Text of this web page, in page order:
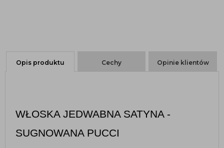
Opis produktu Cechy Opinie klientów
WŁOSKA JEDWABNA SATYNA -
SUGNOWANA PUCCI